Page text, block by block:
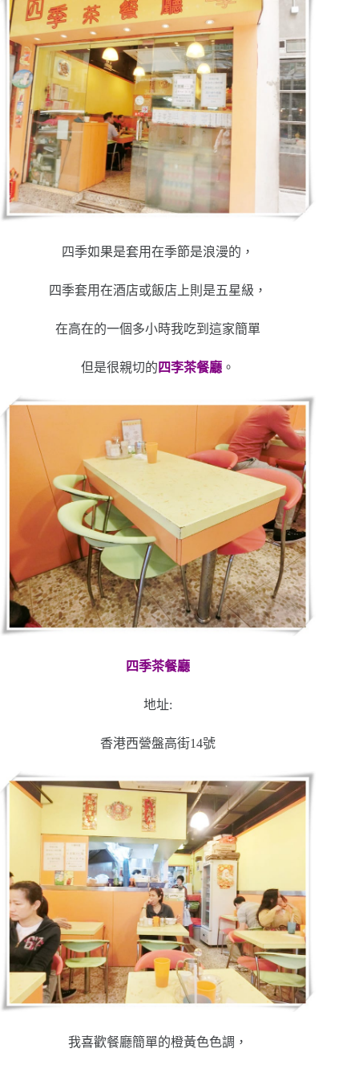
四季如果是套用在季節是浪漫的，
四季套用在酒店或飯店上則是五星級，
在高在的一個多小時我吃到這家簡單
但是很親切的 四李茶餐廳 。
四季茶餐廳
地址:
香港西營盤高街14號
我喜歡餐廳簡單的橙黃色色調，